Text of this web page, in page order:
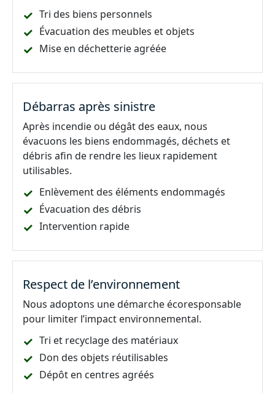
Tri des biens personnels
Évacuation des meubles et objets
Mise en déchetterie agréée
Débarras après sinistre
Après incendie ou dégât des eaux, nous
évacuons les biens endommagés, déchets et
débris afin de rendre les lieux rapidement
utilisables.
Enlèvement des éléments endommagés
Évacuation des débris
Intervention rapide
Respect de l’environnement
Nous adoptons une démarche écoresponsable
pour limiter l’impact environnemental.
Tri et recyclage des matériaux
Don des objets réutilisables
Dépôt en centres agréés